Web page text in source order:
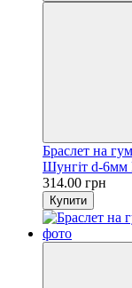
Браслет на
Шунгіт d-6мм
314.00 грн
Купити